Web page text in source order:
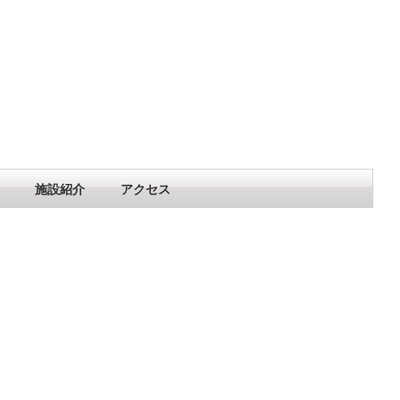
施設紹介 アクセス